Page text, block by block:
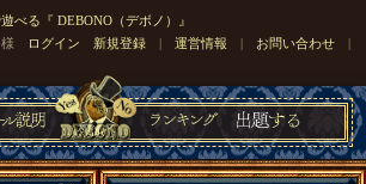
べる『 DEBONO（デボノ）』
様 ログイン 新規登録 |運営情報 | お問い合わせ |